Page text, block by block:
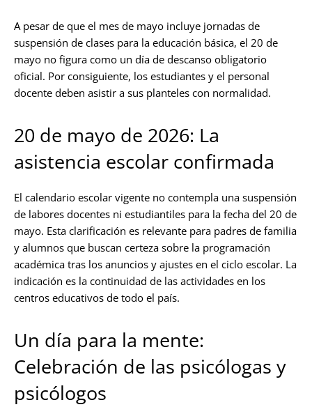
A pesar de que el mes de mayo incluye jornadas de
suspensión de clases para la educación básica, el 20 de
mayo no figura como un día de descanso obligatorio
oficial. Por consiguiente, los estudiantes y el personal
docente deben asistir a sus planteles con normalidad.
20 de mayo de 2026: La
asistencia escolar confirmada
El calendario escolar vigente no contempla una suspensión
de labores docentes ni estudiantiles para la fecha del 20 de
mayo. Esta clarificación es relevante para padres de familia
y alumnos que buscan certeza sobre la programación
académica tras los anuncios y ajustes en el ciclo escolar. La
indicación es la continuidad de las actividades en los
centros educativos de todo el país.
Un día para la mente:
Celebración de las psicólogas y
psicólogos